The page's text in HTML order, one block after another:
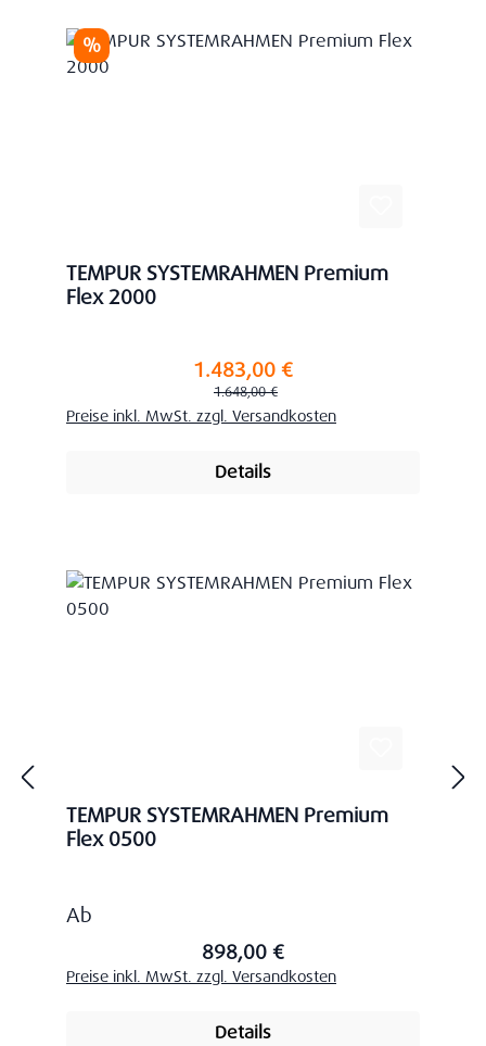
Rabatt
%
TEMPUR SYSTEMRAHMEN Premium
Flex 2000
Verkaufspreis:1.483,00 €
Regulärer Preis:
1.648,00 €
Preise inkl. MwSt. zzgl. Versandkosten
Details
TEMPUR SYSTEMRAHMEN Premium
Flex 0500
Regulärer Preis:
Ab
898,00 €
Preise inkl. MwSt. zzgl. Versandkosten
Details